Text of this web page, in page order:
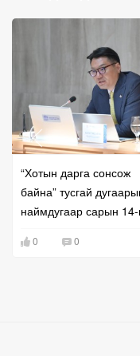
“Хотын дарга сонсож
байна” тусгай
наймдугаар сарын 14-
0 0